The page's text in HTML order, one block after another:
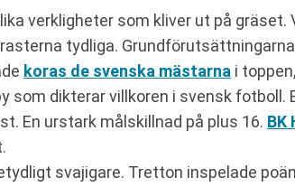
verkligheter som kliver ut på
tydliga.
koras de svenska mästarna i
som dikterar villkoren i svensk fotboll.
En urstark målskillnad på plus 16. BK
svajigare. Tretton inspelade